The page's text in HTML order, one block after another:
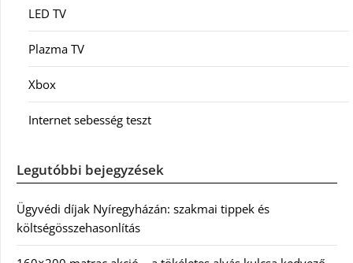
LED TV
Plazma TV
Xbox
Internet sebesség teszt
Legutóbbi bejegyzések
Ügyvédi díjak Nyíregyházán: szakmai tippek és
költségösszehasonlítás